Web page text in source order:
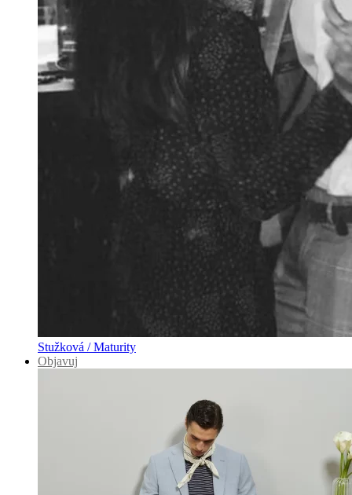
Stužková / Maturity
Objavuj